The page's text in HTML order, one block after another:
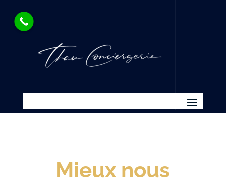
Mieux nous